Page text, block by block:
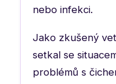
nebo infekci.
Jako zkušený
setkal se
problémů s